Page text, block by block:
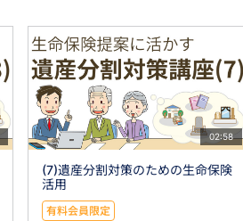
02:58
(7)遺産分割対策のための生命保険
活用
有料会員限定